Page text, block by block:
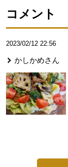
コメント
2023/02/12 22:56
かしかめさん